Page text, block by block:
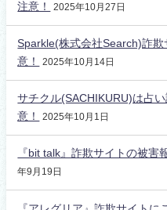
注意！
2025年10月27日
Sparkle(株式会社Search)詐
意！
2025年10月14日
サチクル(SACHIKURU)は占
意！
2025年10月1日
『bit talk』詐欺サイトの被害
年9月19日